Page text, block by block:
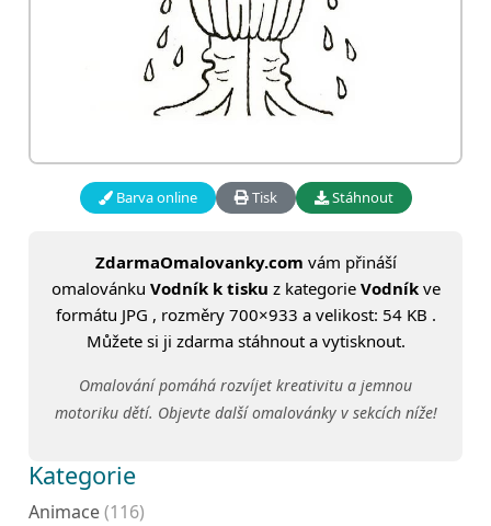
Barva online Tisk Stáhnout
ZdarmaOmalovanky.com vám přináší
omalovánku Vodník k tisku z kategorie Vodníkve
formátu JPG , rozměry 700×933 a velikost: 54 KB .
Můžete si ji zdarma stáhnout a vytisknout.
Omalování pomáhá rozvíjet kreativitu a jemnou
motoriku dětí. Objevte další omalovánky v sekcích níže!
Kategorie
Animace(116)